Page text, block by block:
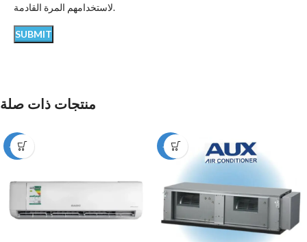
لاستخدامهم المرة القادمة.
منتجات ذات صلة
-12% -12%